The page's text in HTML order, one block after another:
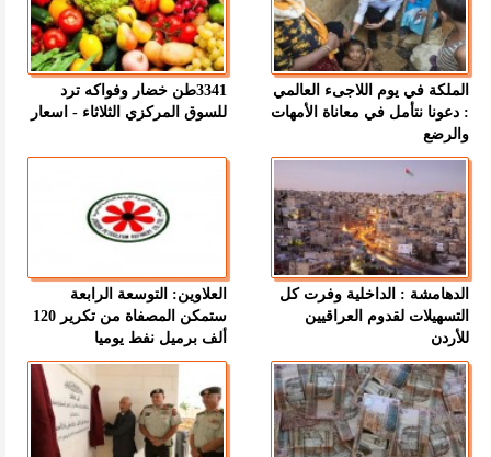
الملكة في يوم اللاجىء العالمي
: دعونا نتأمل في معاناة الأمهات
والرضع
3341طن خضار وفواكه ترد
للسوق المركزي الثلاثاء - اسعار
الدهامشة : الداخلية وفرت كل
التسهيلات لقدوم العراقيين
للأردن
العلاوين: التوسعة الرابعة
ستمكن المصفاة من تكرير 120
ألف برميل نفط يوميا